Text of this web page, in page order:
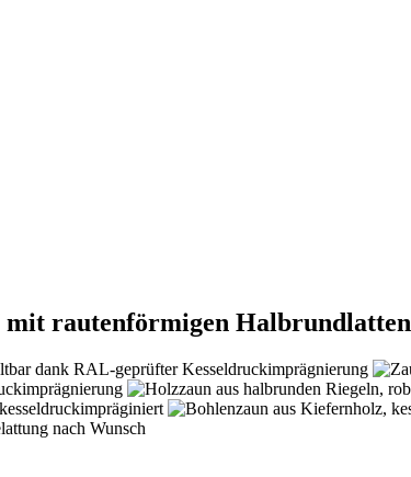
rautenförmigen Halbrundlatten